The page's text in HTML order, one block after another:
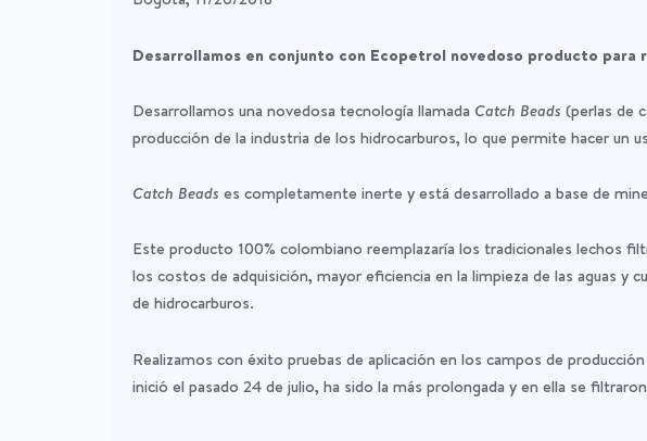
Desarrollamos en conjunto con Ecopetrol novedoso producto para
Desarrollamos una novedosa tecnología llamada Catch Beads (perlas de
producción de la industria de los hidrocarburos, lo que permite hacer
Catch Beads es completamente inerte y está desarrollado a base de
Este producto 100% colombiano reemplazaría los tradicionales lechos
los costos de adquisición, mayor eficiencia en la limpieza de las aguas y
de hidrocarburos.
Realizamos con éxito pruebas de aplicación en los campos de
inició el pasado 24 de julio, ha sido la más prolongada y en ella se